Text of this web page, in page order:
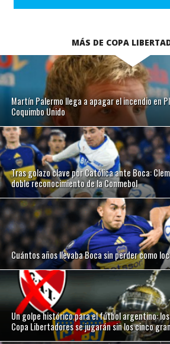
MÁS DE COPA
Martín Palermo llega a apagar el incendio en
Coquimbo Unido
Tras golazo clave por Católica ante Boca:
doble reconocimiento de la Conmebol
Cuántos años llevaba Boca sin perder como
Un golpe histórico para el fútbol argentino:
Copa Libertadores se jugarán sin los cinco